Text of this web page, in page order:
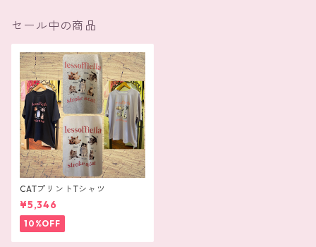
セール中の商品
CATプリントTシャツ
¥5,346
10%OFF